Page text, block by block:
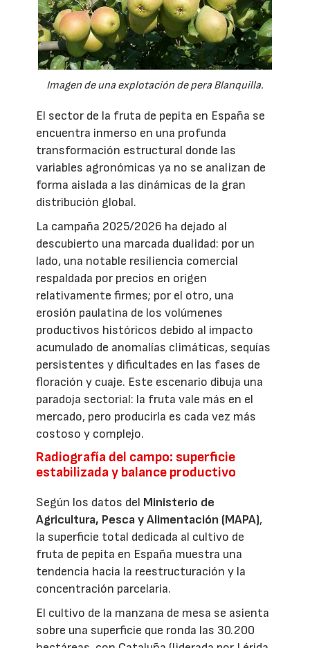
Imagen de una explotación de pera Blanquilla.
El sector de la fruta de pepita en España se
encuentra inmerso en una profunda
transformación estructural donde las
variables agronómicas ya no se analizan de
forma aislada a las dinámicas de la gran
distribución global.
La campaña 2025/2026 ha dejado al
descubierto una marcada dualidad: por un
lado, una notable resiliencia comercial
respaldada por precios en origen
relativamente firmes; por el otro, una
erosión paulatina de los volúmenes
productivos históricos debido al impacto
acumulado de anomalías climáticas, sequías
persistentes y dificultades en las fases de
floración y cuaje. Este escenario dibuja una
paradoja sectorial: la fruta vale más en el
mercado, pero producirla es cada vez más
costoso y complejo.
Radiografía del campo: superficie
estabilizada y balance productivo
Según los datos del Ministerio de
Agricultura, Pesca y Alimentación (MAPA),
la superficie total dedicada al cultivo de
fruta de pepita en España muestra una
tendencia hacia la reestructuración y la
concentración parcelaria.
El cultivo de la manzana de mesa se asienta
sobre una superficie que ronda las 30.200